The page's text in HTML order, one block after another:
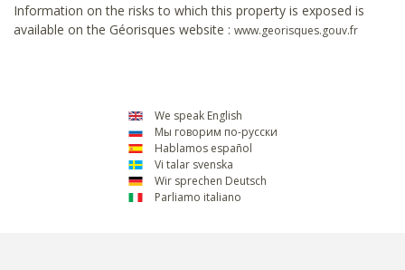
Information on the risks to which this property is exposed is
available on the Géorisques website : www.georisques.gouv.fr
We speak English
Мы говорим по-русски
Hablamos español
Vi talar svenska
Wir sprechen Deutsch
Parliamo italiano